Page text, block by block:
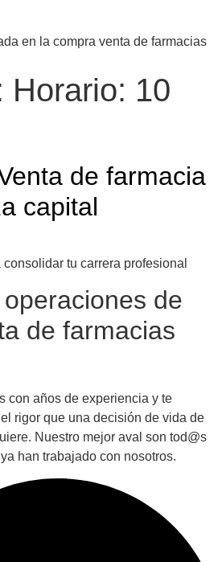
en la compra venta de farmacias
Horario: 10
de farmacia
capital
tu carrera profesional
de
de farmacias
con años de experiencia y te
rigor que una decisión de vida de
Nuestro mejor aval son tod@s
han trabajado con nosotros.